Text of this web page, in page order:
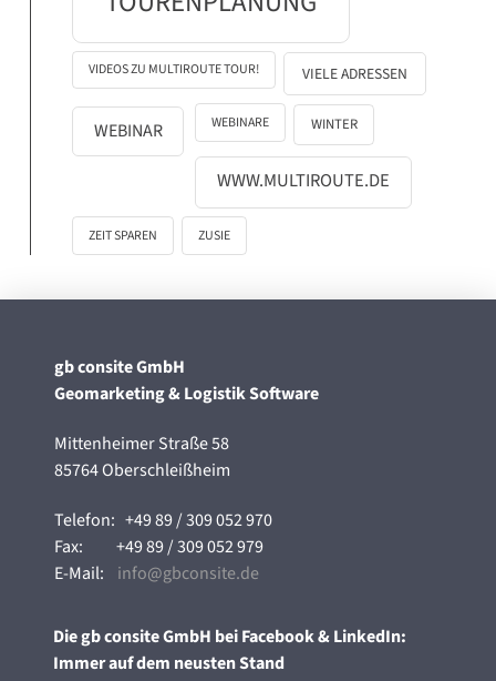
VIDEOS ZU MULTIROUTE TOUR! VIELE ADRESSEN
WEBINAR WEBINARE WINTER
WWW.MULTIROUTE.DE
ZEIT SPAREN ZUSIE
gb consite GmbH
Geomarketing & Logistik Software
Mittenheimer Straße 58
85764 Oberschleißheim
Telefon:+49 89 / 309 052 970
Fax:+49 89 / 309 052 979
E-Mail: info@gbconsite.de
Die gb consite GmbH bei Facebook & LinkedIn:
Immer auf dem neusten Stand